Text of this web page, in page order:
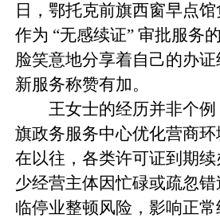
日，鄂托克前旗西窗早点馆
作为 “无感续证” 审批服务
脸笑意地分享着自己的办证
新服务称赞有加。
王女士的经历并非个例
旗政务服务中心优化营商环
在以往，各类许可证到期
少经营主体因忙碌或疏忽
临停业整顿风险，影响正